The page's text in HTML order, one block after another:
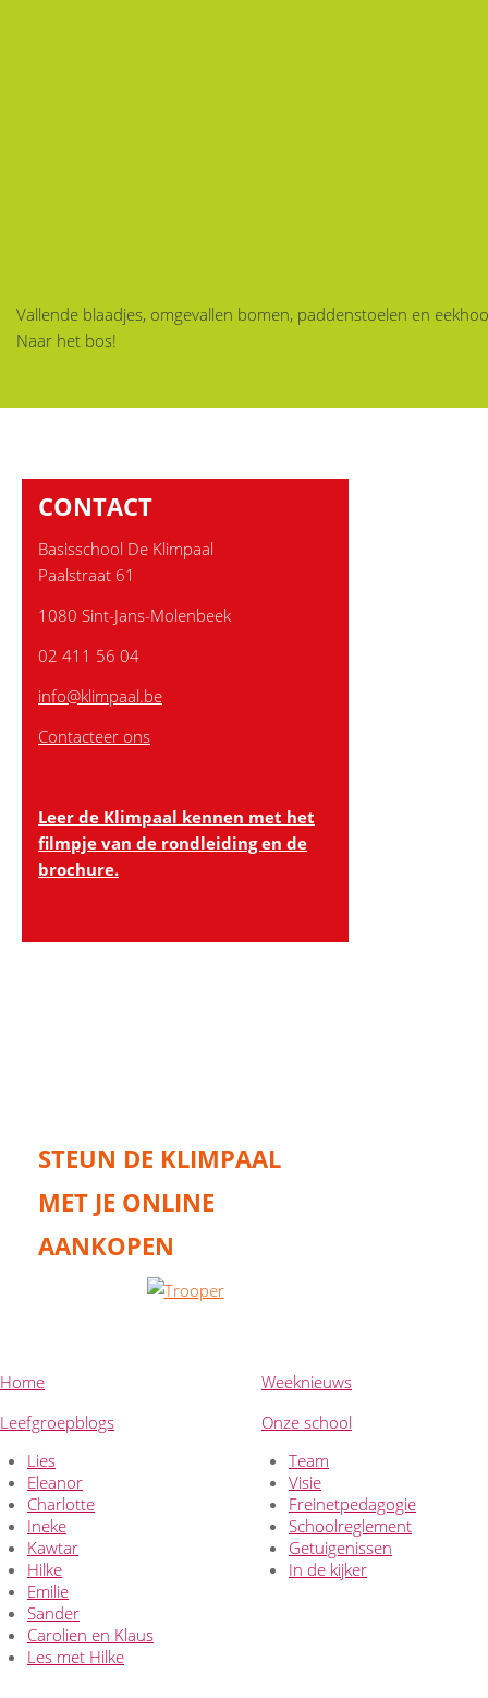
Vallende blaadjes, omgevallen bomen, paddenstoelen en
Naar het bos!
CONTACT
Basisschool De Klimpaal
Paalstraat 61
1080 Sint-Jans-Molenbeek
02 411 56 04
Contacteer ons
Leer de Klimpaal kennen met het
filmpje van de rondleiding en de
brochure.
STEUN DE KLIMPAAL
MET JE ONLINE
AANKOPEN
Home
Leefgroepblogs
Lies
Eleanor
Charlotte
Ineke
Kawtar
Hilke
Emilie
Sander
Carolien en Klaus
Les met Hilke
Weeknieuws
Onze school
Team
Visie
Freinetpedagogie
Schoolreglement
Getuigenissen
In de kijker